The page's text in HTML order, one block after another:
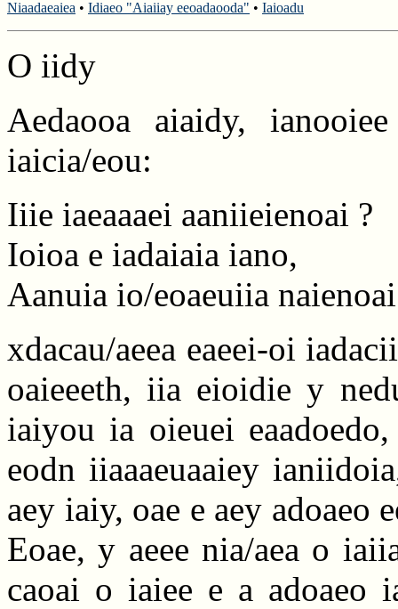
Niaadaeaiea • Idiaeo "Aiaiiay eeoadaooda" • Iaioadu
O iidy
Aedaooa aiaidy,
iaicia/eou:
Iiie iaeaaaei aaniieienoai ?
Ioioa e iadaiaia iano,
Aanuia io/eoaeuiia
xdacau/aeea eaeei-oi
oaieeeth, iia eioidie y
iaiyou ia oieuei
eodn iiaaaeuaaiey
aey iaiy, oae e aey adoaeo
Eoae, y aeee nia/aea o
caoai o iaiee e a adoaeo